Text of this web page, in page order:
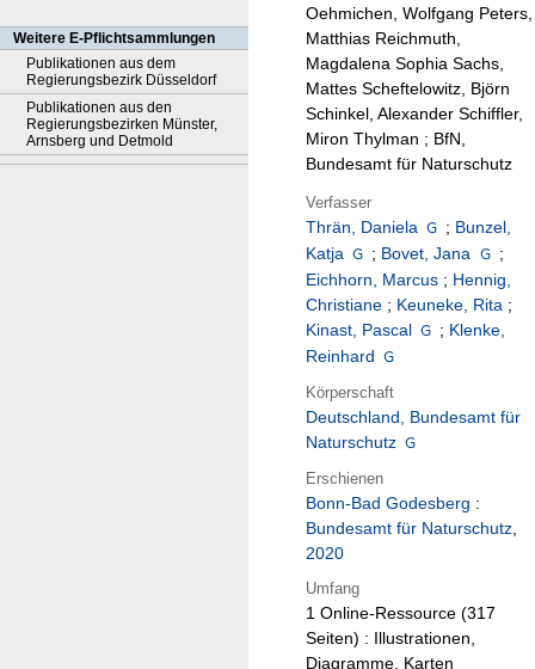
Weitere E-Pflichtsammlungen
Publikationen aus dem
Regierungsbezirk Düsseldorf
Publikationen aus den
Regierungsbezirken Münster,
Arnsberg und Detmold
Oehmichen, Wolfgang Peters,
Matthias Reichmuth,
Magdalena Sophia Sachs,
Mattes Scheftelowitz, Björn
Schinkel, Alexander Schiffler,
Miron Thylman ; BfN,
Bundesamt für Naturschutz
Verfasser
Thrän, Daniela ; Bunzel,
Katja
; Bovet, Jana
;
Eichhorn, Marcus ; Hennig,
Christiane ; Keuneke, Rita ;
Kinast, Pascal
; Klenke,
Reinhard
Körperschaft
Deutschland, Bundesamt für
Naturschutz
Erschienen
Bonn-Bad Godesberg :
Bundesamt für Naturschutz,
2020
Umfang
1 Online-Ressource (317
Seiten) : Illustrationen,
Diagramme, Karten